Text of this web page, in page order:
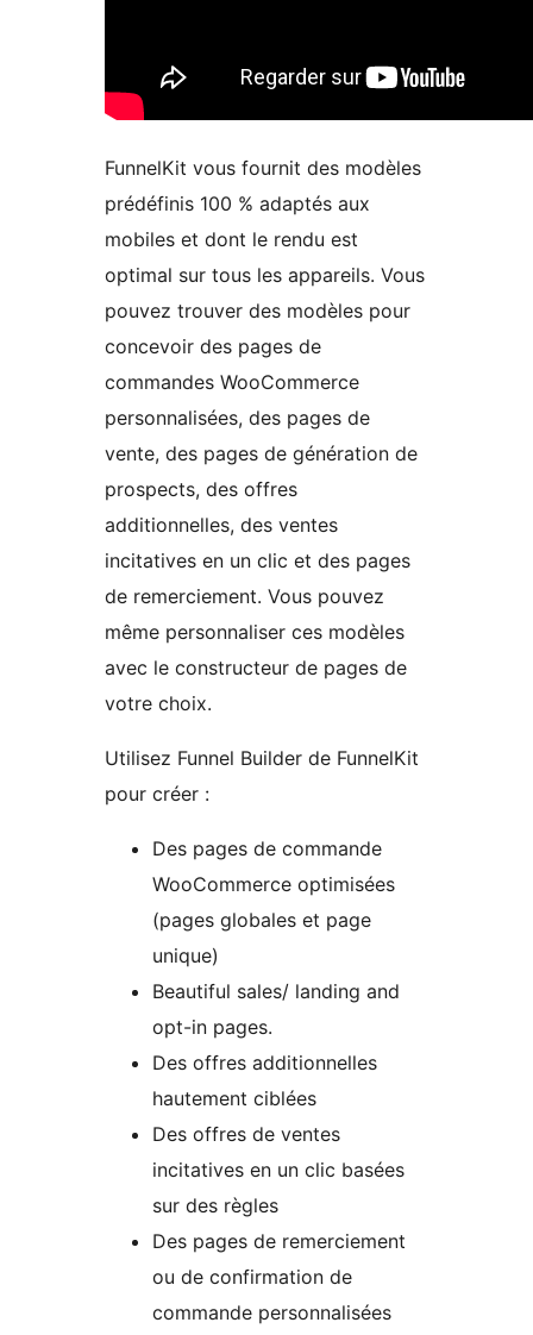
FunnelKit vous fournit des modèles
prédéfinis 100 % adaptés aux
mobiles et dont le rendu est
optimal sur tous les appareils. Vous
pouvez trouver des modèles pour
concevoir des pages de
commandes WooCommerce
personnalisées, des pages de
vente, des pages de génération de
prospects, des offres
additionnelles, des ventes
incitatives en un clic et des pages
de remerciement. Vous pouvez
même personnaliser ces modèles
avec le constructeur de pages de
votre choix.
Utilisez Funnel Builder de FunnelKit
pour créer :
Des pages de commande
WooCommerce optimisées
(pages globales et page
unique)
Beautiful sales/ landing and
opt-in pages.
Des offres additionnelles
hautement ciblées
Des offres de ventes
incitatives en un clic basées
sur des règles
Des pages de remerciement
ou de confirmation de
commande personnalisées